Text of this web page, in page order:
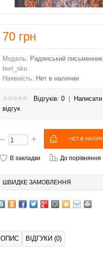
70 грн
Модель: Радянський письменник
text_sku
Наявність: Нет в наличии
Відгуків: 0
Написати
відгук
В закладки До порівняння
ШВИДКЕ ЗАМОВЛЕННЯ
ОПИС ВІДГУКИ (0)